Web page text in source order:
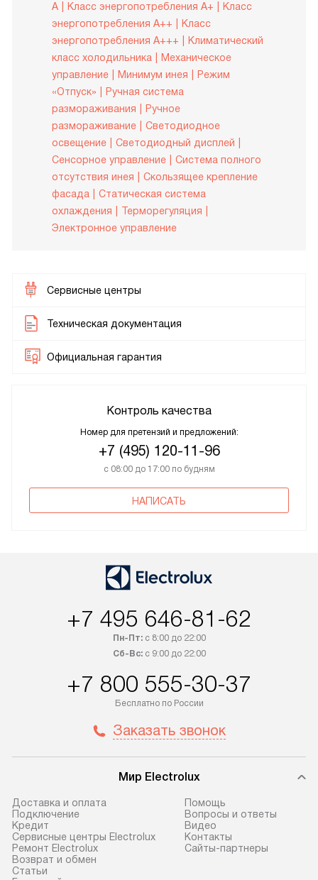
A
Класс энергопотребления A+
Класс
энергопотребления A++
Класс
энергопотребления A+++
Климатический
класс холодильника
Механическое
управление
Минимум инея
Режим
«Отпуск»
Ручная система
размораживания
Ручное
размораживание
Светодиодное
освещение
Светодиодный дисплей
Сенсорное управление
Система полного
отсутствия инея
Скользящее крепление
фасада
Статическая система
охлаждения
Терморегуляция
Электронное управление
Сервисные центры
Техническая документация
Официальная гарантия
Контроль качества
Номер для претензий и предложений:
+7 (495) 120-11-96
с 08:00 до 17:00 по будням
НАПИСАТЬ
+7 495 646-81-62
Пн-Пт:с 8:00 до 22:00
Сб-Вс:с 9:00 до 22:00
+7 800 555-30-37
Бесплатно по России
Заказать звонок
Мир Electrolux
Доставка и оплата
Подключение
Кредит
Сервисные центры Electrolux
Ремонт Electrolux
Возврат и обмен
Cтатьи
Помощь
Вопросы и ответы
Видео
Контакты
Сайты-партнеры